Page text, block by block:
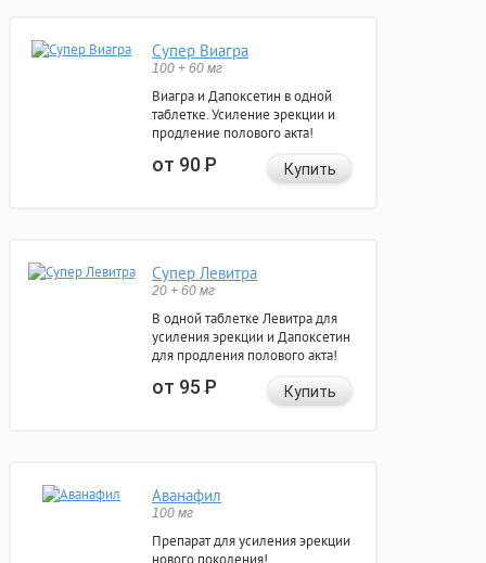
Супер Виагра
100 + 60 мг
Виагра и Дапоксетин в одной
таблетке. Усиление эрекции и
продление полового акта!
от 90Р Купить
Супер Левитра
20 + 60 мг
В одной таблетке Левитра для
усиления эрекции и Дапоксетин
для продления полового акта!
от 95Р Купить
Аванафил
100 мг
Препарат для усиления эрекции